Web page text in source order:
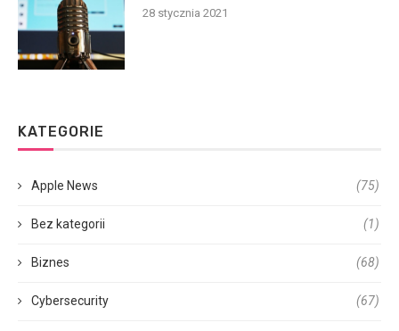
28 stycznia 2021
KATEGORIE
Apple News (75)
Bez kategorii (1)
Biznes (68)
Cybersecurity (67)